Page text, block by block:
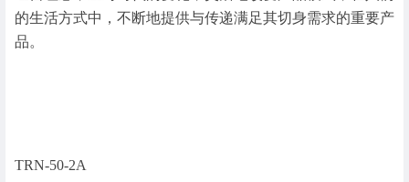
的生活方式中，不断地提供与传递满足其切身需求的重要产
品。
TRN-50-2A